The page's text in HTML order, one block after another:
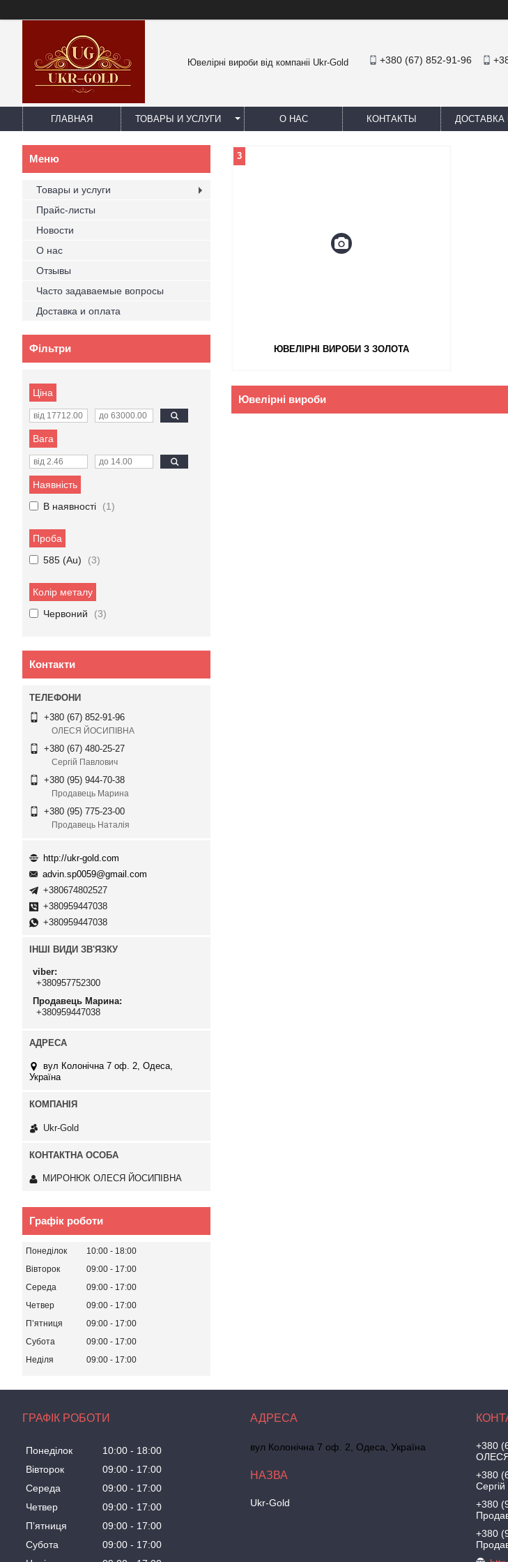
Ювелірні вироби від компаніі Ukr-Gold +380 (67) 852-91-96
ГЛАВНАЯ ТОВАРЫ И УСЛУГИ О НАС КОНТАКТЫ ДОСТАВКА
ЮВЕЛІРНІ ВИРОБИ З ЗОЛОТА
3
Ювелірні вироби
Товары и услуги
Прайс-листы
Новости
О нас
Отзывы
Часто задаваемые вопросы
Доставка и оплата
Фільтри
Ціна
Вага
Наявність
В наявності
1
Проба
585 (Au)
3
Колір металу
Червоний
3
Контакти
+380 (67) 852-91-96
ОЛЕСЯ ЙОСИПІВНА
+380 (67) 480-25-27
Сергій Павлович
+380 (95) 944-70-38
Продавець Марина
+380 (95) 775-23-00
Продавець Наталія
http://ukr-gold.com
advin.sp0059@gmail.com
+380674802527
+380959447038
+380959447038
ІНШІ ВИДИ ЗВ'ЯЗКУ
viber
+380957752300
Продавець Марина
+380959447038
вул Колонічна 7 оф. 2, Одеса,
Україна
Ukr-Gold
МИРОНЮК ОЛЕСЯ ЙОСИПІВНА
Графік роботи
Понеділок 10:00
18:00
Вівторок
09:00
17:00
Середа
09:00
17:00
Четвер
09:00
17:00
Пʼятниця
09:00
17:00
Субота
09:00
17:00
Неділя
09:00 17:00
ГРАФІК РОБОТИ
Понеділок 10:00
18:00
Вівторок
09:00
17:00
Середа
09:00
17:00
Четвер
09:00
17:00
Пʼятниця
09:00
17:00
Субота
09:00
17:00
вул Колонічна 7 оф. 2, Одеса, Україна
Ukr-Gold
+380
+380
+380
+380